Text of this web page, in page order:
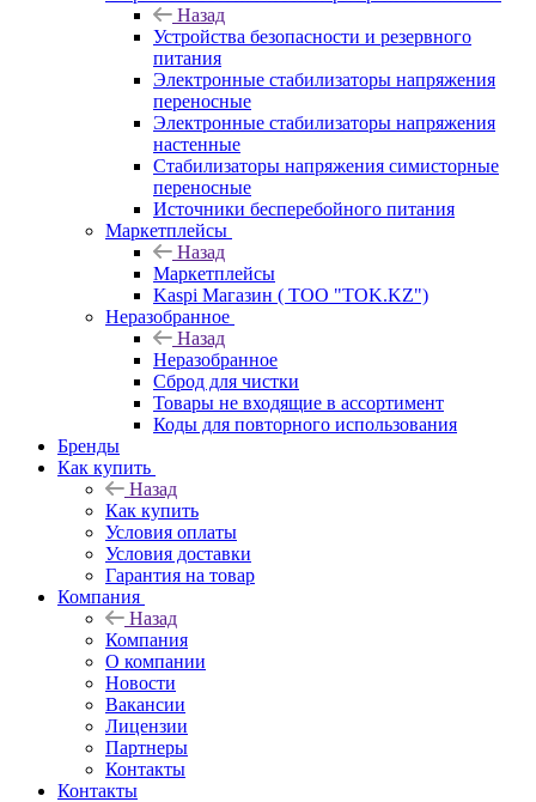
Назад
Устройства безопасности и резервного
питания
Электронные стабилизаторы напряжения
переносные
Электронные стабилизаторы напряжения
настенные
Стабилизаторы напряжения симисторные
переносные
Источники бесперебойного питания
Маркетплейсы
Назад
Маркетплейсы
Kaspi Магазин ( ТОО "TOK.KZ")
Неразобранное
Назад
Неразобранное
Сброд для чистки
Товары не входящие в ассортимент
Коды для повторного использования
Бренды
Как купить
Назад
Как купить
Условия оплаты
Условия доставки
Гарантия на товар
Компания
Назад
Компания
О компании
Новости
Вакансии
Лицензии
Партнеры
Контакты
Контакты